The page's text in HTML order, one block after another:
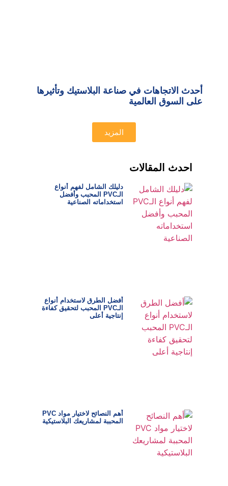
أحدث الاتجاهات في صناعة البلاستيك وتأثيرها
على السوق العالمية
المزيد
احدث المقالات
دليلك الشامل لفهم أنواع
الـPVC المحبب وأفضل
استخداماته الصناعية
أفضل الطرق لاستخدام أنواع
الـPVC المحبب لتحقيق كفاءة
إنتاجية أعلى
أهم النصائح لاختيار مواد PVC
المحببة لمشاريعك البلاستيكية